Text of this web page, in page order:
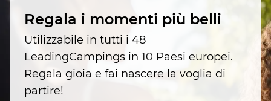
Regala i momenti più belli
Utilizzabile in tutti i 48
LeadingCampings in 10 Paesi europei.
Regala gioia e fai nascere la voglia di
partire!